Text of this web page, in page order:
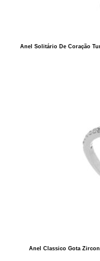
Anel Solitário De Coração
Anel Classico Gota